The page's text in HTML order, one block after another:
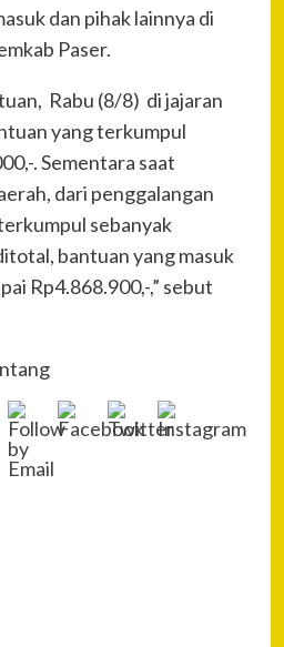
dan pihak lainnya di
Paser.
Rabu (8/8) di jajaran
yang terkumpul
. Sementara saat
dari penggalangan
sebanyak
bantuan yang masuk
Rp4.868.900,-,” sebut